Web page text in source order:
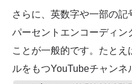
さらに、英数字や一部の記
パーセントエンコーディン
ことが一般的です。たとえ
ルをもつYouTubeチャンネ